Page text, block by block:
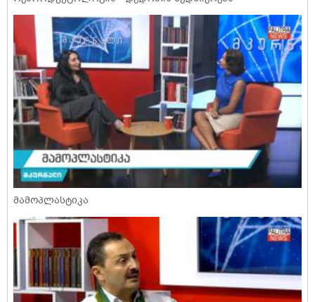
მამოპლასტიკა